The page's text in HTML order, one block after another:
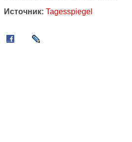
Источник: Tagesspiegel